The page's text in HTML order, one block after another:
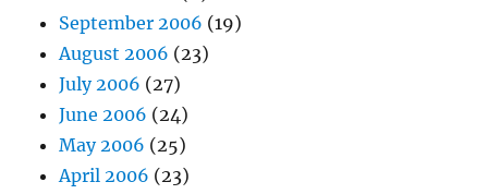
September 2006 (19)
August 2006 (23)
July 2006 (27)
June 2006 (24)
May 2006 (25)
April 2006 (23)